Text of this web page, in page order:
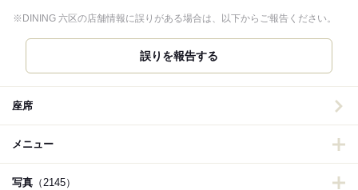
※DINING 六区の店舗情報に誤りがある場合は、以下からご報告ください。
誤りを報告する
座席
メニュー
写真 （2145）